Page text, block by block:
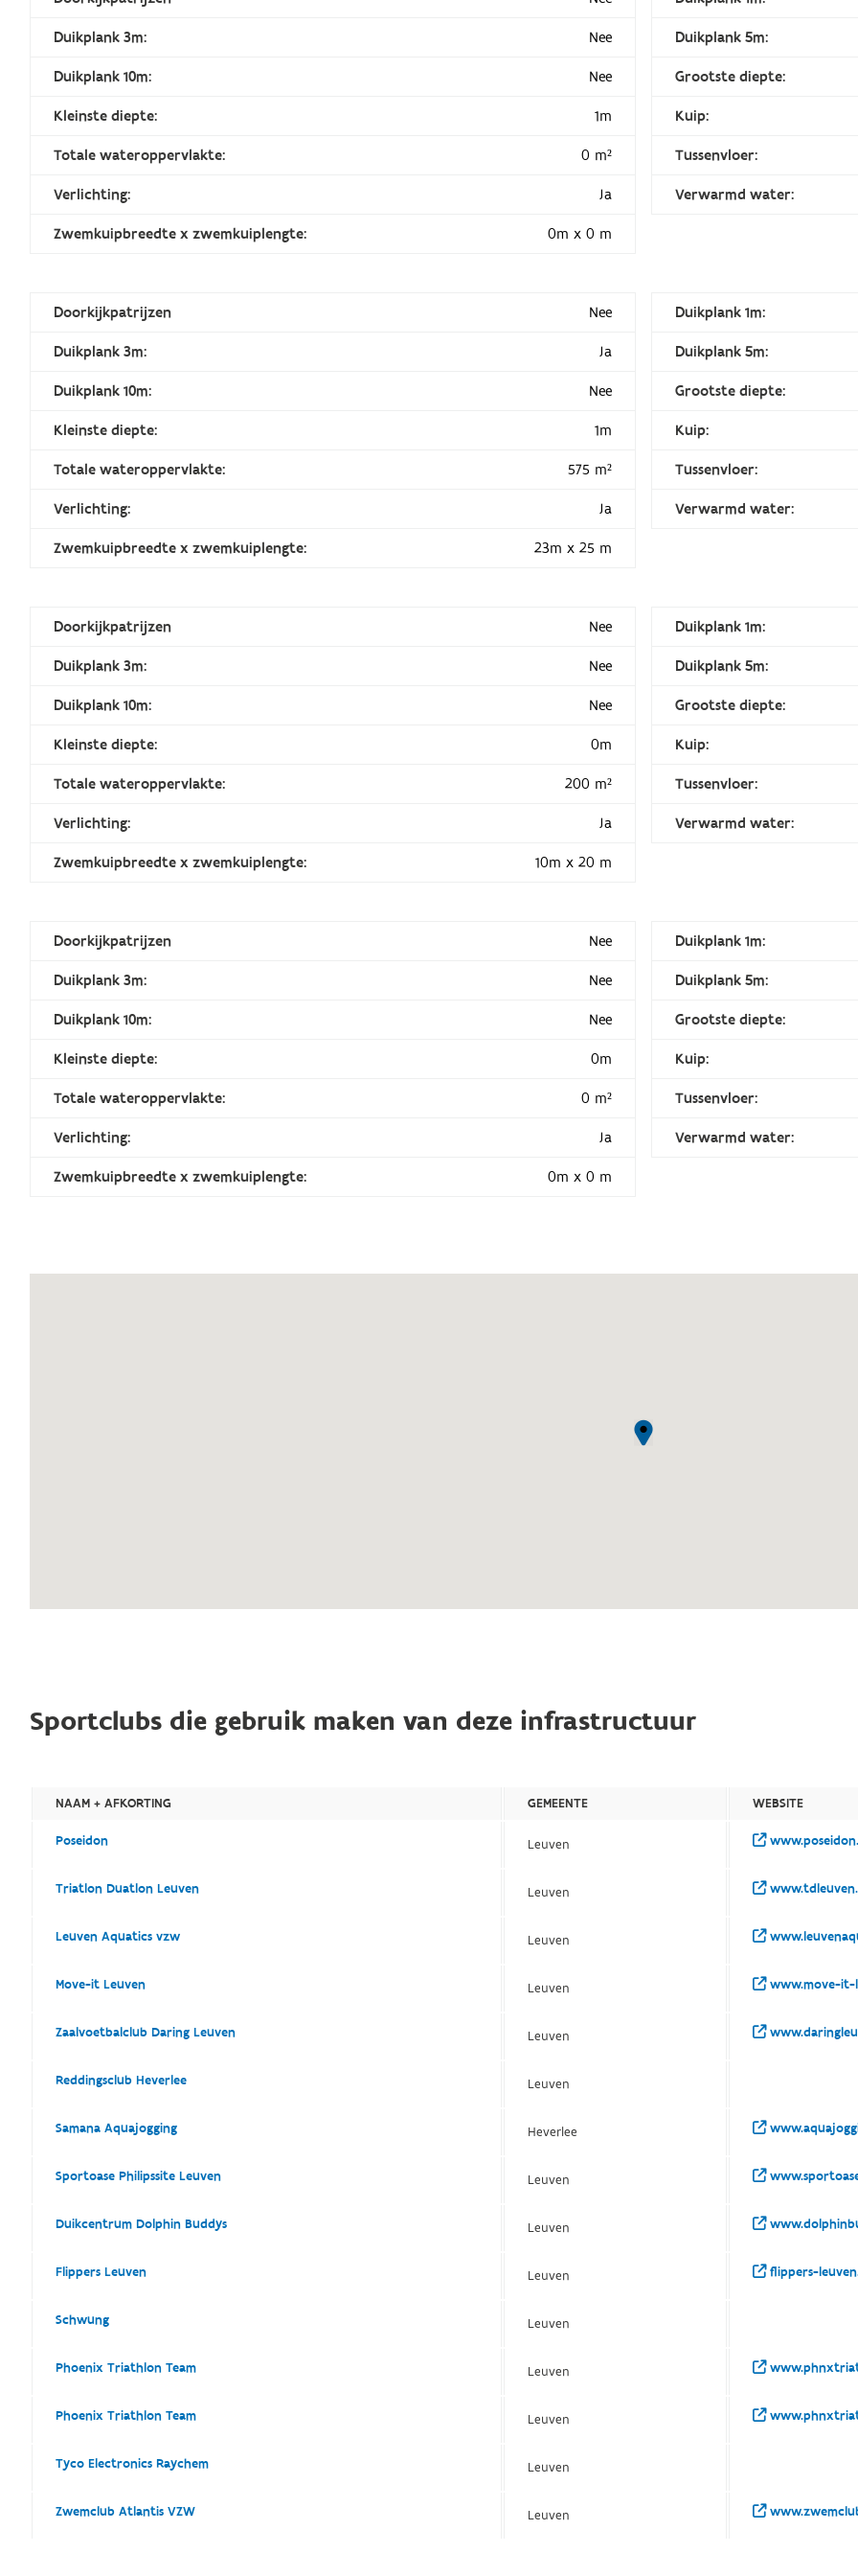
Duikplank 3m: Nee Duikplank 5m:
Duikplank 10m: Nee Grootste diepte:
Kleinste diepte: 1m Kuip:
Totale wateroppervlakte: 0 m² Tussenvloer:
Verlichting: Ja Verwarmd water:
Zwemkuipbreedte x zwemkuiplengte: 0m x 0 m
Doorkijkpatrijzen Nee Duikplank 1m:
Duikplank 3m: Ja Duikplank 5m:
Duikplank 10m: Nee Grootste diepte:
Kleinste diepte: 1m Kuip:
Totale wateroppervlakte: 575 m² Tussenvloer:
Verlichting: Ja Verwarmd water:
Zwemkuipbreedte x zwemkuiplengte: 23m x 25 m
Doorkijkpatrijzen Nee Duikplank 1m:
Duikplank 3m: Nee Duikplank 5m:
Duikplank 10m: Nee Grootste diepte:
Kleinste diepte: 0m Kuip:
Totale wateroppervlakte: 200 m² Tussenvloer:
Verlichting: Ja Verwarmd water:
Zwemkuipbreedte x zwemkuiplengte: 10m x 20 m
Doorkijkpatrijzen Nee Duikplank 1m:
Duikplank 3m: Nee Duikplank 5m:
Duikplank 10m: Nee Grootste diepte:
Kleinste diepte: 0m Kuip:
Totale wateroppervlakte: 0 m² Tussenvloer:
Verlichting: Ja Verwarmd water:
Zwemkuipbreedte x zwemkuiplengte: 0m x 0 m
Sportclubs die gebruik maken van deze infrastructuur
NAAM + AFKORTING GEMEENTE WEBSITE
Poseidon Leuven
Triatlon Duatlon Leuven Leuven
Leuven Aquatics vzw Leuven
Move-it Leuven Leuven www.move-it-
Zaalvoetbalclub Daring Leuven Leuven
Reddingsclub Heverlee Leuven
Samana Aquajogging Heverlee
Sportoase Philipssite Leuven Leuven
Duikcentrum Dolphin Buddys Leuven
Flippers Leuven Leuven flippers-
Schwung Leuven
Phoenix Triathlon Team Leuven
Phoenix Triathlon Team Leuven
Tyco Electronics Raychem Leuven
Zwemclub Atlantis VZW Leuven